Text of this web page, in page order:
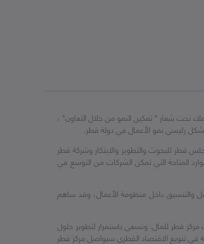
تحت شعار " تمكين النمو من خلال التعاون" ،
بشكل رئيسي نمو الأعمال في دولة قطر.
ومجلس قطر للبحوث والتطوير والابتكار وشركة قطر
المتاحة التي تمكن الشركات من التوسع في
والتنسيق داخل منظومة الأعمال، وقد ساهم
مركز قطر للمال. ونسعى باستمرار لتطوير حلول
في تنويع الاقتصاد القطري سيواصل مركز قطر